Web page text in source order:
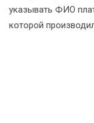
указывать ФИО
которой